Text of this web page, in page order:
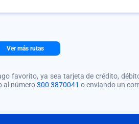
Ver más rutas
favorito, ya sea tarjeta de crédito,
al número300 3870041 o enviando un